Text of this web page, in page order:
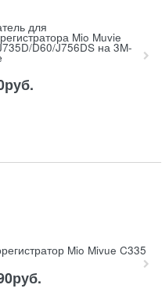
для
Mio Muvie
D60/J756DS на 3M-
руб.
Mio Mivue C335
руб.